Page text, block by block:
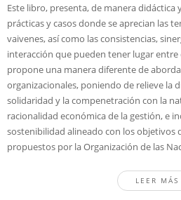
Este libro, presenta, de manera didáctica
prácticas y casos donde se aprecian las
vaivenes, así como las consistencias,
interacción que pueden tener lugar entre
propone una manera diferente de
organizacionales, poniendo de relieve la
solidaridad y la compenetración con la
racionalidad económica de la gestión, e
sostenibilidad alineado con los objetivos
propuestos por la Organización de las
LEER MÁS